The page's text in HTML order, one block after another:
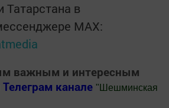
Татарстана в
MАХ:
важным и интересным
Телеграм канале " Шешминская